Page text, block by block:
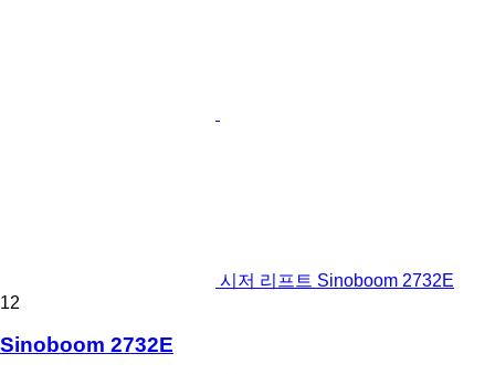
시저 리프트 Sinoboom 2732E
12
Sinoboom 2732E